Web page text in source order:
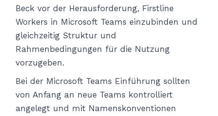
Beck vor der Herausforderung, Firstline
Workers in Microsoft Teams einzubinden und
gleichzeitig Struktur und
Rahmenbedingungen für die Nutzung
vorzugeben.
Bei der Microsoft Teams Einführung sollten
von Anfang an neue Teams kontrolliert
angelegt und mit Namenskonventionen